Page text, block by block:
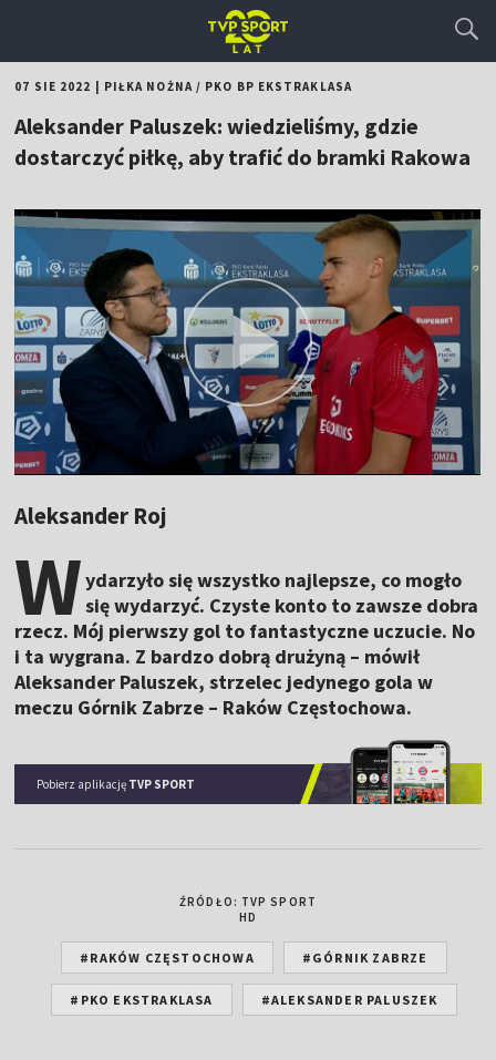
07 SIE 2022 PIŁKA NOŻNA/ PKO BP EKSTRAKLASA
Aleksander Paluszek: wiedzieliśmy, gdzie
dostarczyć piłkę, aby trafić do bramki Rakowa
Aleksander Roj
Wydarzyło się wszystko najlepsze, co mogło
się wydarzyć. Czyste konto to zawsze dobra
rzecz. Mój pierwszy gol to fantastyczne uczucie. No
i ta wygrana. Z bardzo dobrą drużyną – mówił
Aleksander Paluszek, strzelec jedynego gola w
meczu Górnik Zabrze – Raków Częstochowa.
Pobierz aplikację TVP SPORT
ŹRÓDŁO: TVP SPORT
HD
#RAKÓW CZĘSTOCHOWA #GÓRNIK ZABRZE
#PKO EKSTRAKLASA #ALEKSANDER PALUSZEK